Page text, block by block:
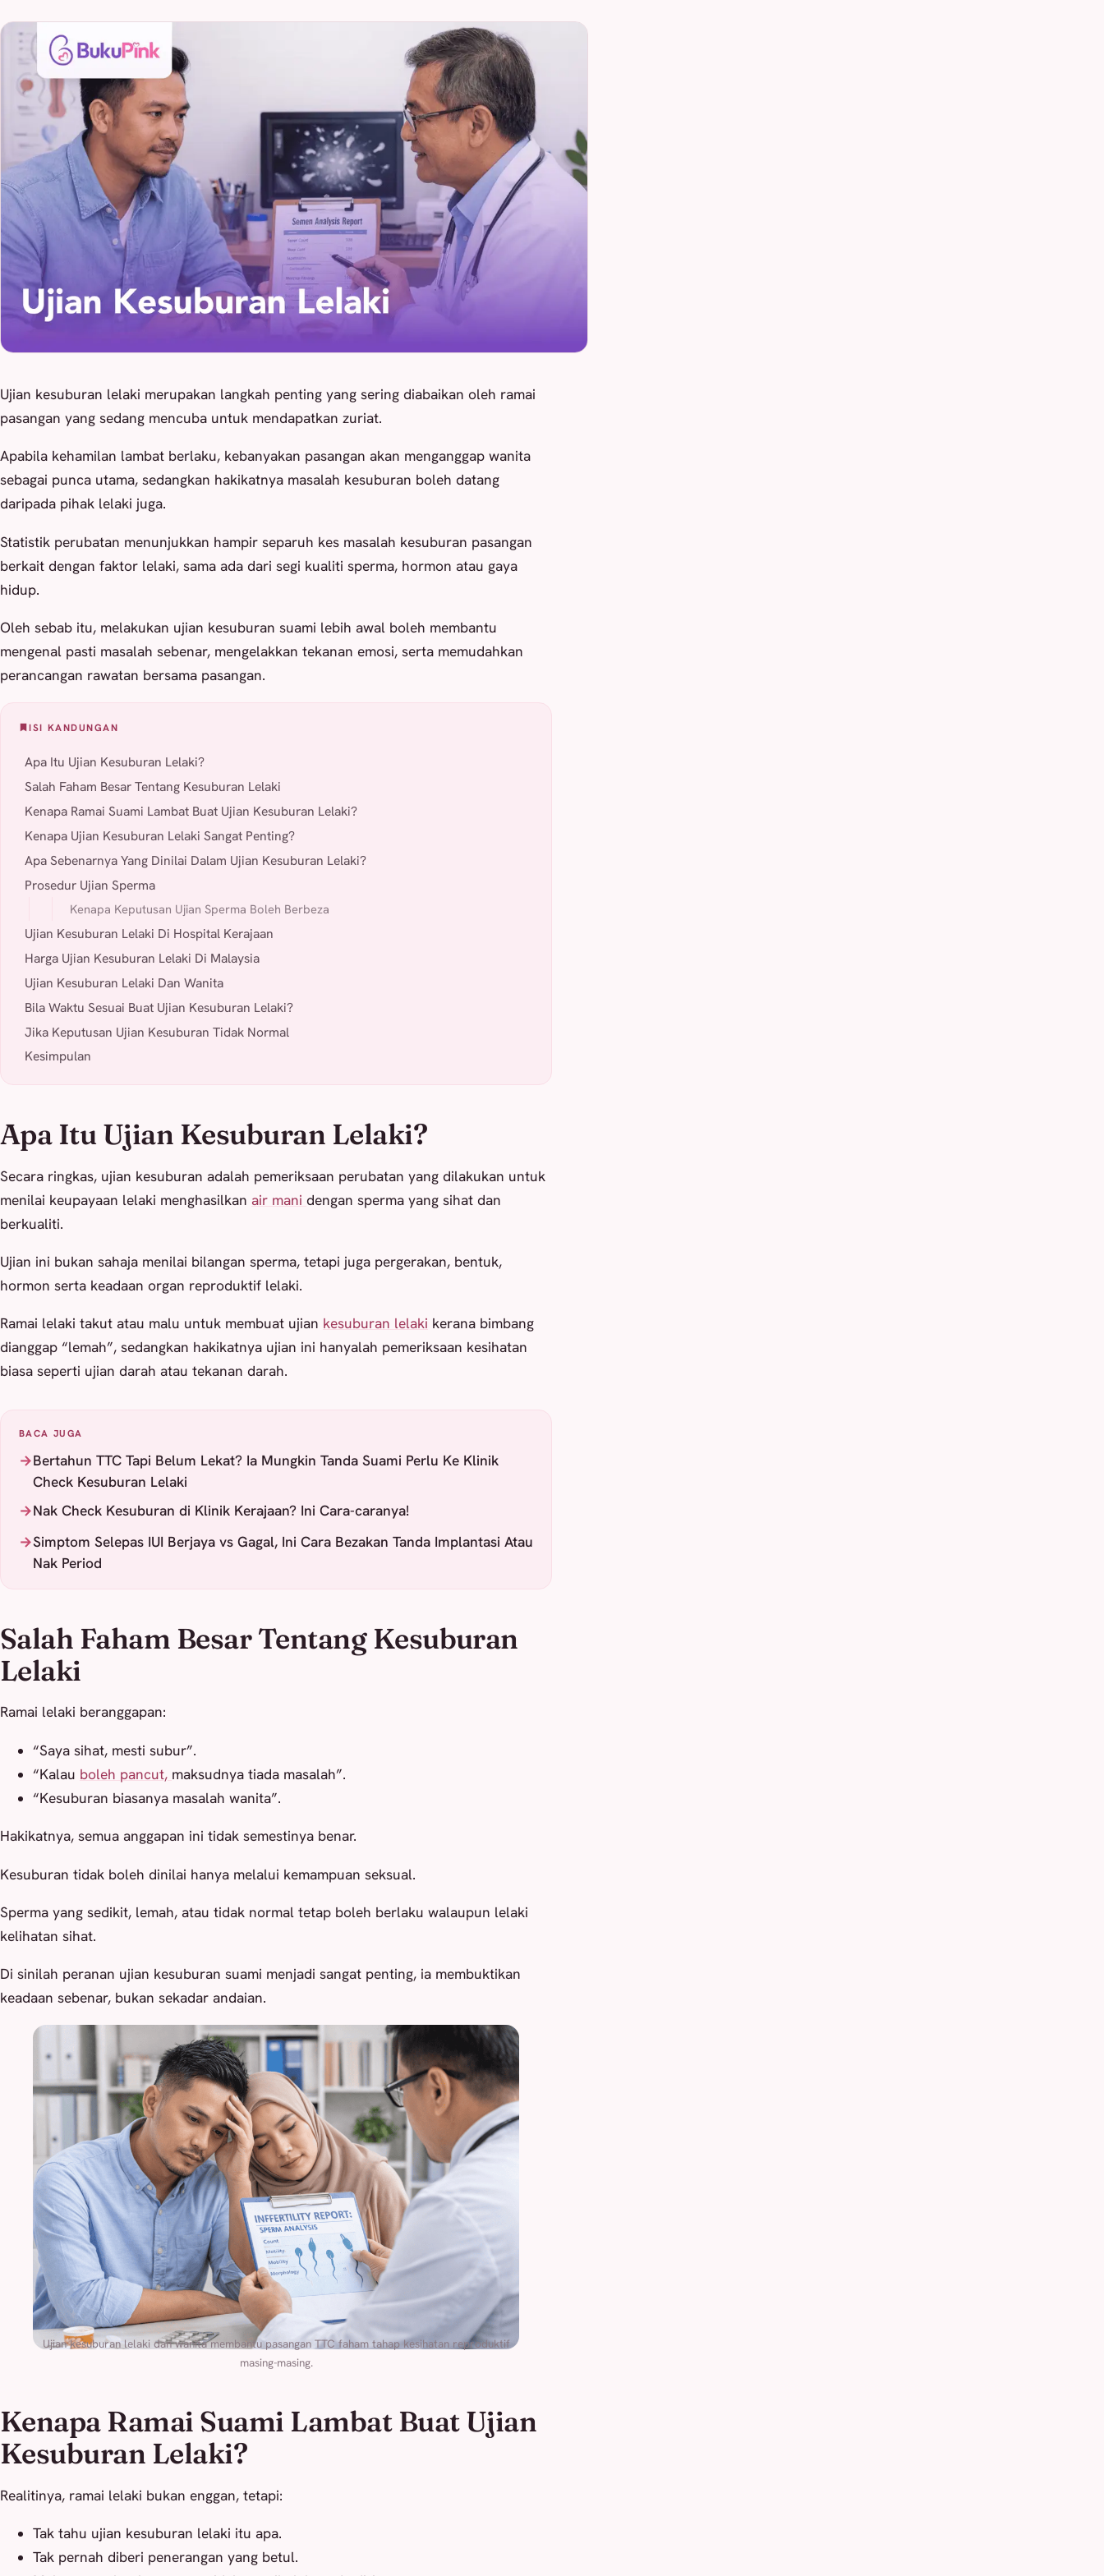
Ujian kesuburan lelaki merupakan langkah penting yang sering diabaikan oleh ramai
pasangan yang sedang mencuba untuk mendapatkan zuriat.
Apabila kehamilan lambat berlaku, kebanyakan pasangan akan menganggap wanita
sebagai punca utama, sedangkan hakikatnya masalah kesuburan boleh datang
daripada pihak lelaki juga.
Statistik perubatan menunjukkan hampir separuh kes masalah kesuburan pasangan
berkait dengan faktor lelaki, sama ada dari segi kualiti sperma, hormon atau gaya
hidup.
Oleh sebab itu, melakukan ujian kesuburan suami lebih awal boleh membantu
mengenal pasti masalah sebenar, mengelakkan tekanan emosi, serta memudahkan
perancangan rawatan bersama pasangan.
ISI KANDUNGAN
Apa Itu Ujian Kesuburan Lelaki?
Salah Faham Besar Tentang Kesuburan Lelaki
Kenapa Ramai Suami Lambat Buat Ujian Kesuburan Lelaki?
Kenapa Ujian Kesuburan Lelaki Sangat Penting?
Apa Sebenarnya Yang Dinilai Dalam Ujian Kesuburan Lelaki?
Prosedur Ujian Sperma
Kenapa Keputusan Ujian Sperma Boleh Berbeza
Ujian Kesuburan Lelaki Di Hospital Kerajaan
Harga Ujian Kesuburan Lelaki Di Malaysia
Ujian Kesuburan Lelaki Dan Wanita
Bila Waktu Sesuai Buat Ujian Kesuburan Lelaki?
Jika Keputusan Ujian Kesuburan Tidak Normal
Kesimpulan
Apa Itu Ujian Kesuburan Lelaki?
Secara ringkas, ujian kesuburan adalah pemeriksaan perubatan yang dilakukan untuk
menilai keupayaan lelaki menghasilkan air mani dengan sperma yang sihat dan
berkualiti.
Ujian ini bukan sahaja menilai bilangan sperma, tetapi juga pergerakan, bentuk,
hormon serta keadaan organ reproduktif lelaki.
Ramai lelaki takut atau malu untuk membuat ujian kesuburan lelaki kerana bimbang
dianggap “lemah”, sedangkan hakikatnya ujian ini hanyalah pemeriksaan kesihatan
biasa seperti ujian darah atau tekanan darah.
BACA JUGA
Bertahun TTC Tapi Belum Lekat? Ia Mungkin Tanda Suami Perlu Ke Klinik
Check Kesuburan Lelaki
Nak Check Kesuburan di Klinik Kerajaan? Ini Cara-caranya!
Simptom Selepas IUI Berjaya vs Gagal, Ini Cara Bezakan Tanda Implantasi Atau
Nak Period
Salah Faham Besar Tentang Kesuburan
Lelaki
Ramai lelaki beranggapan:
“Saya sihat, mesti subur”.
“Kalau boleh pancut, maksudnya tiada masalah”.
“Kesuburan biasanya masalah wanita”.
Hakikatnya, semua anggapan ini tidak semestinya benar.
Kesuburan tidak boleh dinilai hanya melalui kemampuan seksual.
Sperma yang sedikit, lemah, atau tidak normal tetap boleh berlaku walaupun lelaki
kelihatan sihat.
Di sinilah peranan ujian kesuburan suami menjadi sangat penting, ia membuktikan
keadaan sebenar, bukan sekadar andaian.
Ujian kesuburan lelaki dan wanita membantu pasangan TTC faham tahap kesihatan reproduktif
masing-masing.
Kenapa Ramai Suami Lambat Buat Ujian
Kesuburan Lelaki?
Realitinya, ramai lelaki bukan enggan, tetapi:
Tak tahu ujian kesuburan lelaki itu apa.
Tak pernah diberi penerangan yang betul.